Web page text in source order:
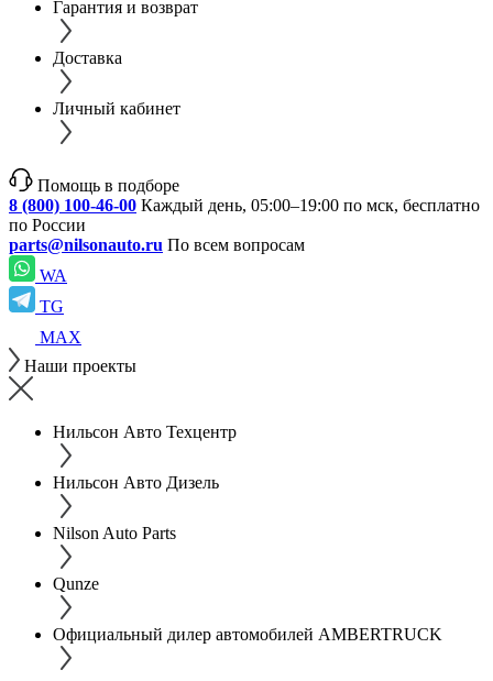
Гарантия и возврат
Доставка
Личный кабинет
Помощь в подборе
8 (800) 100-46-00 Каждый день, 05:00–19:00 по мск, бесплатно
по России
parts@nilsonauto.ru По всем вопросам
WA
TG
MAX
Наши проекты
Нильсон Авто Техцентр
Нильсон Авто Дизель
Nilson Auto Parts
Qunze
Официальный дилер автомобилей AMBERTRUCK